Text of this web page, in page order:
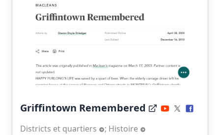
Griffintown Remembered
Districts et quartiers ; Histoire